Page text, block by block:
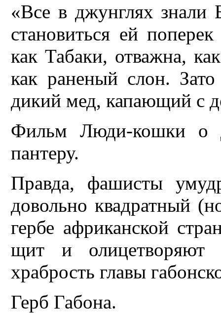
«Все в джунглях знали
становиться ей
как Табаки, отважна,
как раненый слон.
дикий мед, капающий с
Фильм Люди-кошки о
пантеру.
Правда, фашисты
довольно квадратный
гербе африканской
щит и олицетворяют
храбрость главы
Герб Габона.